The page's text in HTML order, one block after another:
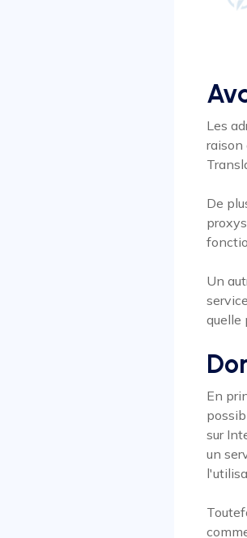
Les
raison
De
Un
quelle
En
sur
un